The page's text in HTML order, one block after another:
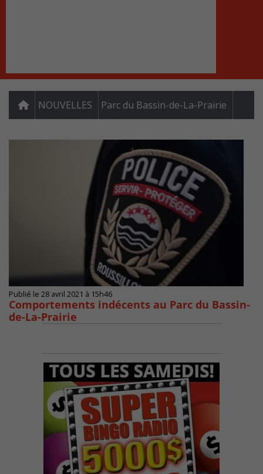
NOUVELLES Parc du Bassin-de-La-Prairie
Publié le 28 avril 2021 à 15h46
Comportements indécents au Parc du Bassin-
de-La-Prairie